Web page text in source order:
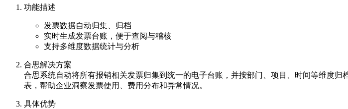
功能描述
发票数据自动归集、归档
实时生成发票台账，便于查阅与稽核
支持多维度数据统计与分析
合思解决方案
合思系统自动将所有报销相关发票归集到统一的电子台账，并按部门、项目、时间等维度
表，帮助企业洞察发票使用、费用分布和异常情况。
具体优势